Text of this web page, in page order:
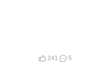
241 5